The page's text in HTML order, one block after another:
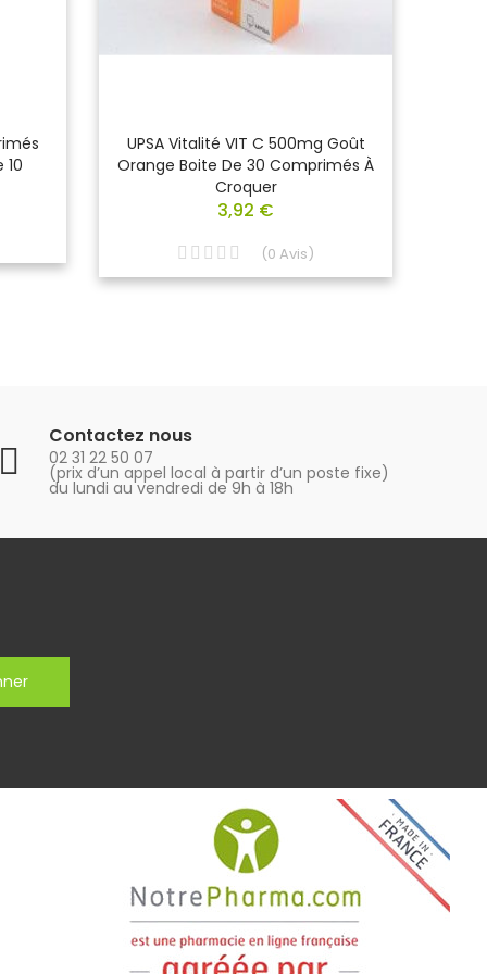
UPSA Vitalité VIT C 500mg Goût
Orange Boite De 30 Comprimés À
Croquer
3,92 €
(0 Avis)
Contactez nous
02 31 22 50 07
(prix d’un appel local à partir d’un poste fixe)
du lundi au vendredi de 9h à 18h